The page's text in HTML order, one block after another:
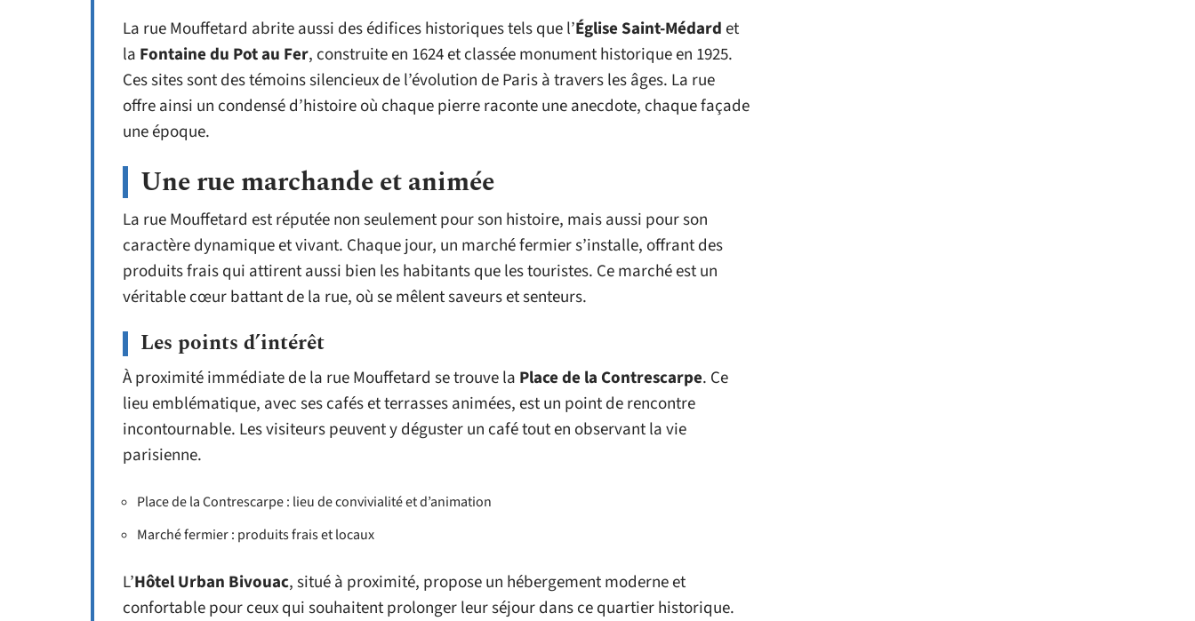
La rue Mouffetard abrite aussi des édifices historiques tels que l’Église Saint-Médardet
la Fontaine du Pot au Fer, construite en 1624 et classée monument historique en 1925.
Ces sites sont des témoins silencieux de l’évolution de Paris à travers les âges. La rue
offre ainsi un condensé d’histoire où chaque pierre raconte une anecdote, chaque façade
une époque.
Une rue marchande et animée
La rue Mouffetard est réputée non seulement pour son histoire, mais aussi pour son
caractère dynamique et vivant. Chaque jour, un marché fermier s’installe, offrant des
produits frais qui attirent aussi bien les habitants que les touristes. Ce marché est un
véritable cœur battant de la rue, où se mêlent saveurs et senteurs.
Les points d’intérêt
À proximité immédiate de la rue Mouffetard se trouve la Place de la Contrescarpe. Ce
lieu emblématique, avec ses cafés et terrasses animées, est un point de rencontre
incontournable. Les visiteurs peuvent y déguster un café tout en observant la vie
parisienne.
Place de la Contrescarpe : lieu de convivialité et d’animation
Marché fermier : produits frais et locaux
L’Hôtel Urban Bivouac, situé à proximité, propose un hébergement moderne et
confortable pour ceux qui souhaitent prolonger leur séjour dans ce quartier historique.